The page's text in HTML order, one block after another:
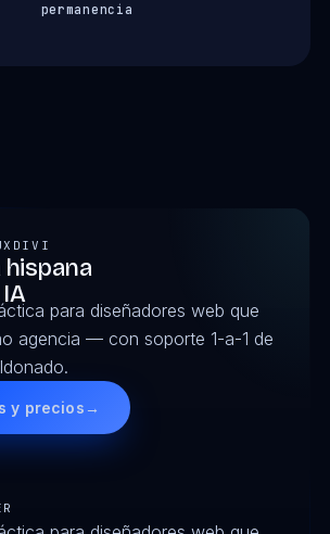
permanencia
hispana
para diseñadores web que
agencia — con soporte 1-a-1 de
y precios →